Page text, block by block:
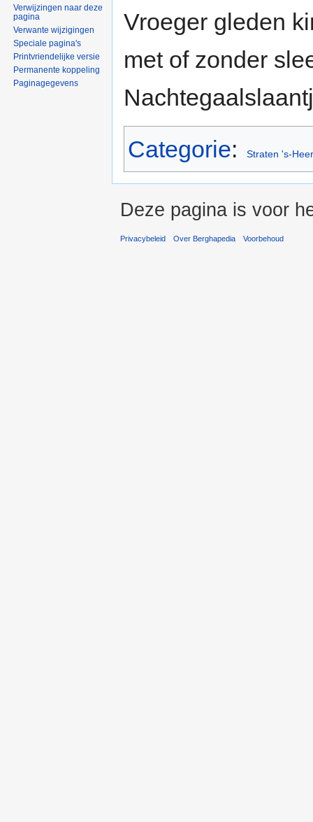
Vroeger gleden
met of zonder
Categorie: Straten 's-
Verwijzingen naar deze
pagina
Verwante wijzigingen
Speciale pagina's
Printvriendelijke versie
Permanente koppeling
Paginagegevens
Deze pagina is voor
Privacybeleid Over Berghapedia Voorbehoud